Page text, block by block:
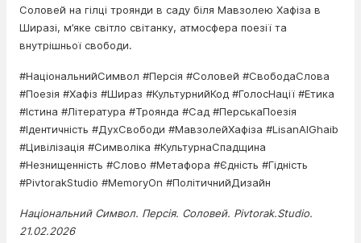
Соловей на гілці троянди в саду біля Мавзолею Хафіза в
Ширазі, м’яке світло світанку, атмосфера поезії та
внутрішньої свободи.
#НаціональнийСимвол #Персія #Соловей #СвободаСлова
#Поезія #Хафіз #Шираз #КультурнийКод #ГолосНації #Етика
#Істина #Література #Троянда #Сад #ПерськаПоезія
#Ідентичність #ДухСвободи #МавзолейХафіза #LisanAlGhaib
#Цивілізація #Символіка #КультурнаСпадщина
#Незнищенність #Слово #Метафора #Єдність #Гідність
#PivtorakStudio #MemoryOn #ПолітичнийДизайн
Національний Символ. Персія. Соловей. Pivtorak.Studio.
21.02.2026